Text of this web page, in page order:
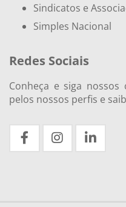
Sindicatos e
Simples Nacional
Redes Sociais
Conheça e siga nossos
pelos nossos perfis e